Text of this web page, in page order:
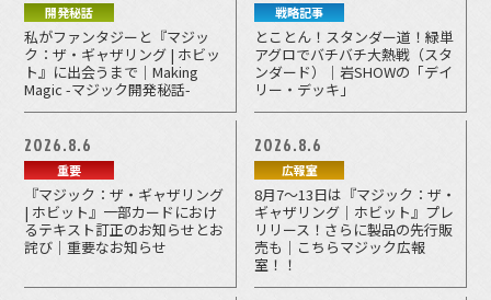
開発秘話
私がファンタジーと『マジッ
ク：ザ・ギャザリング | ホビッ
ト』に出会うまで｜Making
Magic -マジック開発秘話-
戦略記事
とことん！スタンダー道！緑単
アグロでバチバチ大熱戦（スタ
ンダード）｜岩SHOWの「デイ
リー・デッキ」
2026.8.6
重要
『マジック：ザ・ギャザリング
| ホビット』一部カードにおけ
るテキスト訂正のお知らせとお
詫び｜重要なお知らせ
2026.8.6
広報室
8月7～13日は『マジック：ザ・
ギャザリング｜ホビット』プレ
リリース！さらに製品の先行販
売も｜こちらマジック広報
室！！